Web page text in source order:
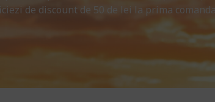
de discount de 50 de lei la prima